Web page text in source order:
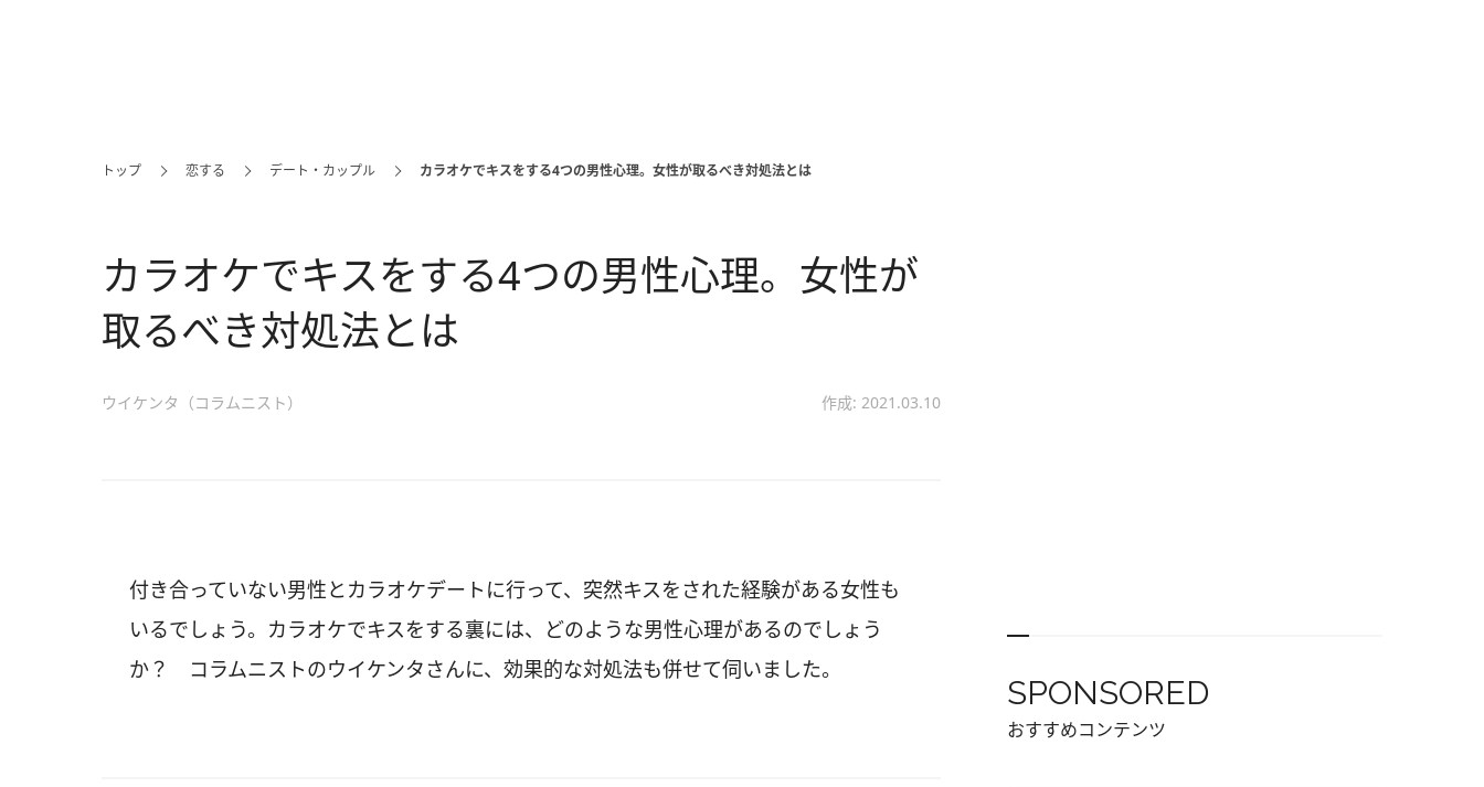
トップ 恋する デート・カップル カラオケでキスをする4つの男性心理。女性が取るべき対処法とは
カラオケでキスをする4つの男性心理。女性が
取るべき対処法とは
ウイケンタ（コラムニスト） 作成: 2021.03.10
付き合っていない男性とカラオケデートに行って、突然キスをされた経験がある女性も
いるでしょう。カラオケでキスをする裏には、どのような男性心理があるのでしょう
か？ コラムニストのウイケンタさんに、効果的な対処法も併せて伺いました。
SPONSORED
おすすめコンテンツ